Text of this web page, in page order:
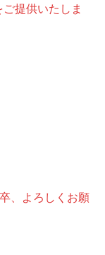
提供いたしま
、よろしくお願